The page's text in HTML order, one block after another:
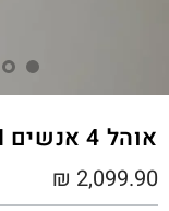
אוהל 4 אנשים WAWONA 4-PERSON
₪ 2,099.90